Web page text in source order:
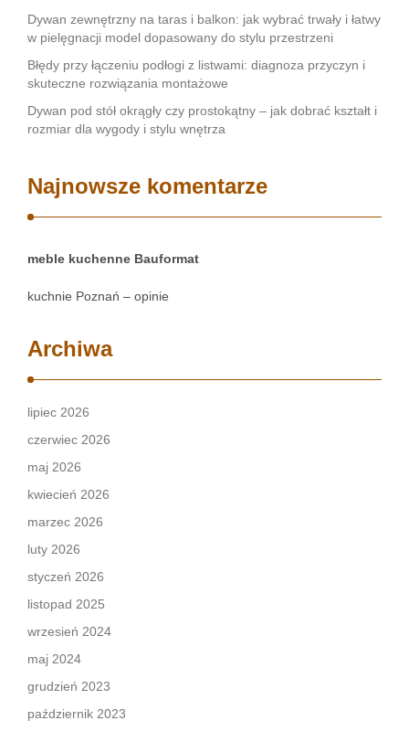
Dywan zewnętrzny na taras i balkon: jak wybrać trwały i łatwy
w pielęgnacji model dopasowany do stylu przestrzeni
Błędy przy łączeniu podłogi z listwami: diagnoza przyczyn i
skuteczne rozwiązania montażowe
Dywan pod stół okrągły czy prostokątny – jak dobrać kształt i
rozmiar dla wygody i stylu wnętrza
Najnowsze komentarze
meble kuchenne Bauformat
kuchnie Poznań – opinie
Archiwa
lipiec 2026
czerwiec 2026
maj 2026
kwiecień 2026
marzec 2026
luty 2026
styczeń 2026
listopad 2025
wrzesień 2024
maj 2024
grudzień 2023
październik 2023